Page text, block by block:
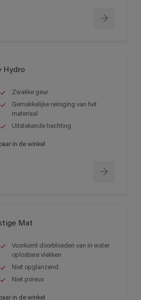
Hydro
Zwakke geur
Gemakkelijke reiniging van het
materiaal
Uitstekende hechting
in de winkel
Mat
Voorkomt doorbloeden van in water
oplosbare vlekken
Niet opglanzend
Niet poreus
in de winkel